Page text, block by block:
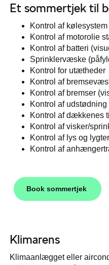
Et sommertjek til
Kontrol af
Kontrol af motorolie
Kontrol af batteri
Sprinklervæske
Kontrol for utætheder
Kontrol af
Kontrol af bremser
Kontrol af
Kontrol af dækkenes
Kontrol af visker/
Kontrol af lys og lygter
Kontrol af
Book sommertjek
Klimarens
Klimaanlægget eller